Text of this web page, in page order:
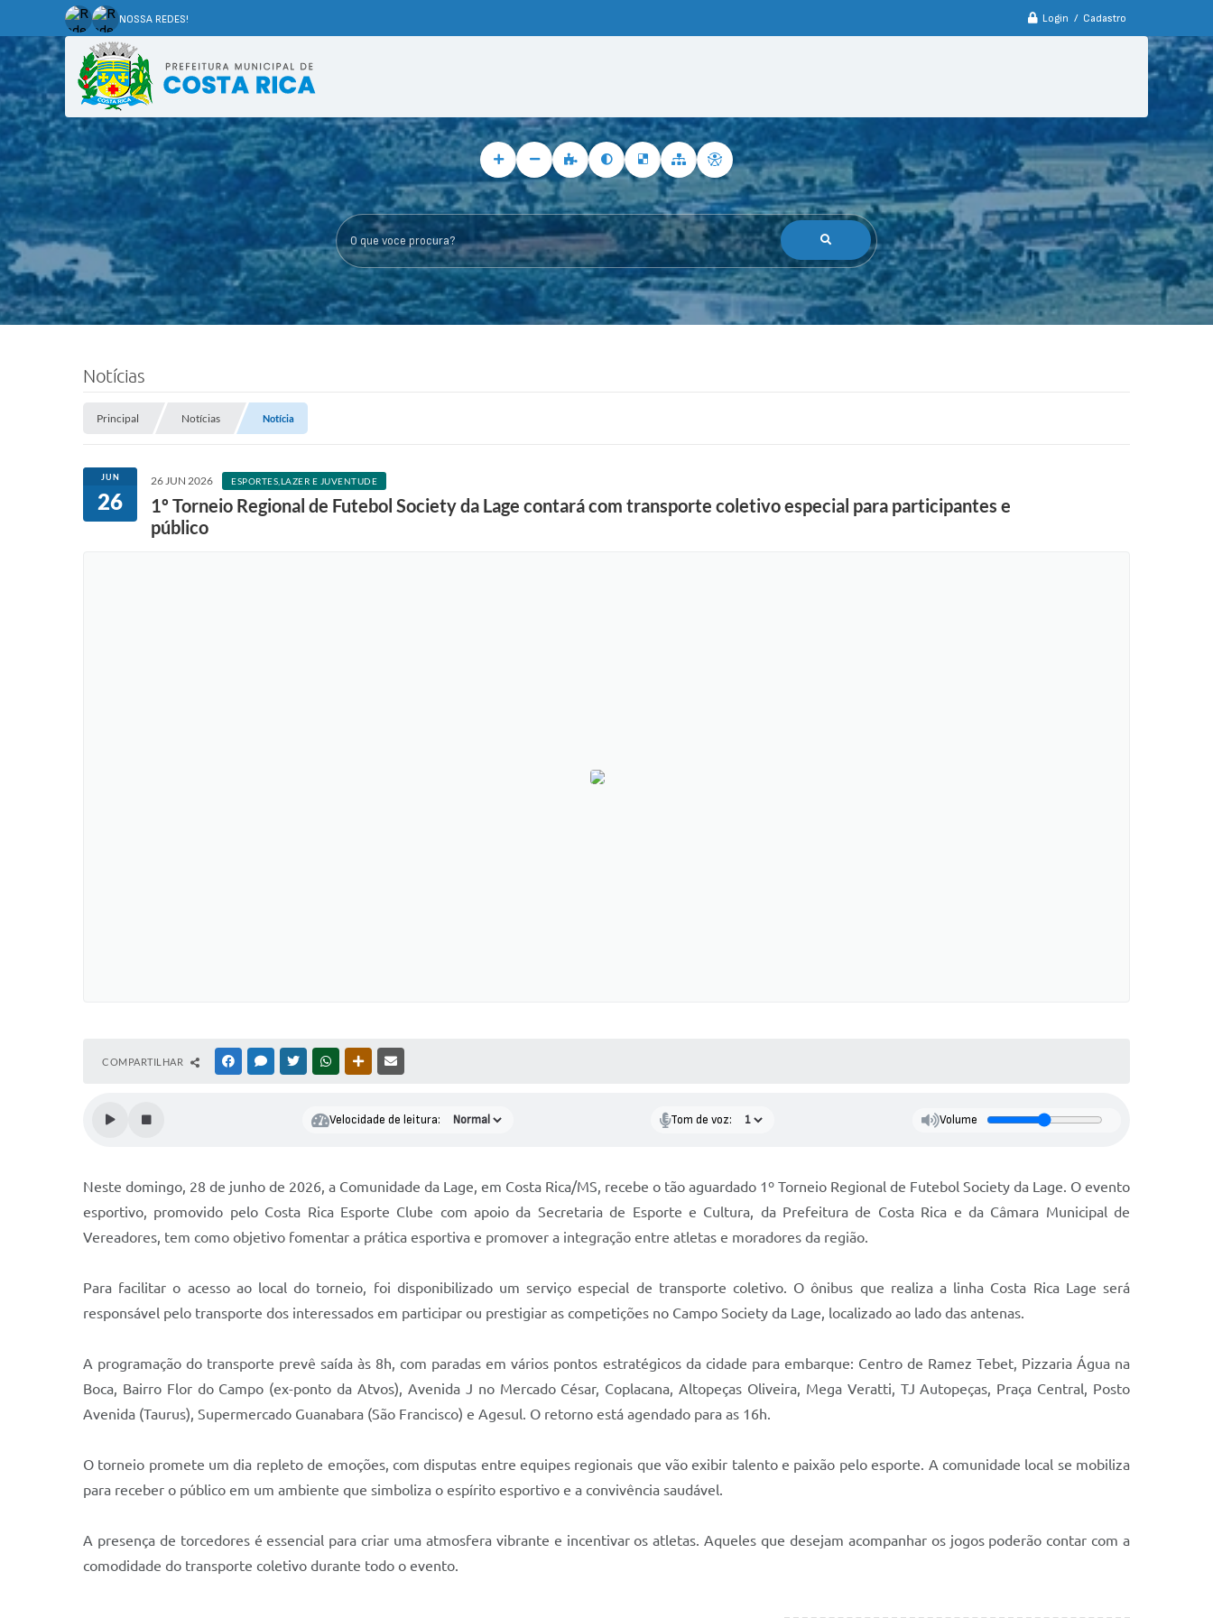
Login / Cadastro
O que voce procura?
NOSSA REDES!
Notícias
Principal Notícias Notícia
JUN
26
26 JUN 2026 ESPORTES,LAZER E JUVENTUDE
1º Torneio Regional de Futebol Society da Lage contará com transporte coletivo especial para participantes e
público
COMPARTILHAR FACEBOOKMESSENGER
TWITTERWHATSAPPOUTRAS MÍDIAS
Velocidade de leitura: Tom de voz: Volume
Neste domingo, 28 de junho de 2026, a Comunidade da Lage, em Costa Rica/MS, recebe o tão aguardado 1º Torneio Regional de Futebol Society da Lage. O evento
esportivo, promovido pelo Costa Rica Esporte Clube com apoio da Secretaria de Esporte e Cultura, da Prefeitura de Costa Rica e da Câmara Municipal de
Vereadores, tem como objetivo fomentar a prática esportiva e promover a integração entre atletas e moradores da região.
Para facilitar o acesso ao local do torneio, foi disponibilizado um serviço especial de transporte coletivo. O ônibus que realiza a linha Costa Rica Lage será
responsável pelo transporte dos interessados em participar ou prestigiar as competições no Campo Society da Lage, localizado ao lado das antenas.
A programação do transporte prevê saída às 8h, com paradas em vários pontos estratégicos da cidade para embarque: Centro de Ramez Tebet, Pizzaria Água na
Boca, Bairro Flor do Campo (ex-ponto da Atvos), Avenida J no Mercado César, Coplacana, Altopeças Oliveira, Mega Veratti, TJ Autopeças, Praça Central, Posto
Avenida (Taurus), Supermercado Guanabara (São Francisco) e Agesul. O retorno está agendado para as 16h.
O torneio promete um dia repleto de emoções, com disputas entre equipes regionais que vão exibir talento e paixão pelo esporte. A comunidade local se mobiliza
para receber o público em um ambiente que simboliza o espírito esportivo e a convivência saudável.
A presença de torcedores é essencial para criar uma atmosfera vibrante e incentivar os atletas. Aqueles que desejam acompanhar os jogos poderão contar com a
comodidade do transporte coletivo durante todo o evento.